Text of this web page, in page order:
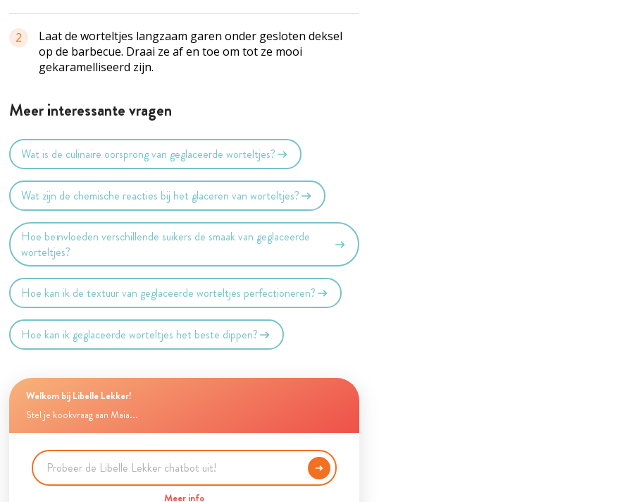
2
Laat de worteltjes langzaam garen onder gesloten deksel
op de barbecue. Draai ze af en toe om tot ze mooi
gekaramelliseerd zijn.
Meer interessante vragen
Wat is de culinaire oorsprong van geglaceerde worteltjes?
Wat zijn de chemische reacties bij het glaceren van worteltjes?
Hoe beïnvloeden verschillende suikers de smaak van geglaceerde
worteltjes?
Hoe kan ik de textuur van geglaceerde worteltjes perfectioneren?
Hoe kan ik geglaceerde worteltjes het beste dippen?
Welkom bij Libelle Lekker!
Stel je kookvraag aan Maia...
Meer info